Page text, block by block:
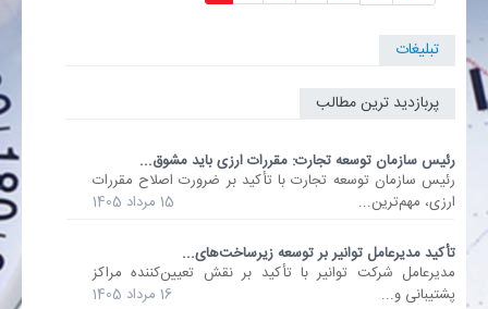
بانک
تبلیغات
پربازدید ترین مطالب
رئیس سازمان توسعه تجارت: مقررات ارزی باید مشوق...
رئیس سازمان توسعه تجارت با تأکید بر ضرورت اصلاح مقررات
ارزی، مهم‌ترین...
15 مرداد 1405
تأکید مدیرعامل توانیر بر توسعه زیرساخت‌های...
مدیرعامل شرکت توانیر با تأکید بر نقش تعیین‌کننده مراکز
پشتیبانی و...
16 مرداد 1405